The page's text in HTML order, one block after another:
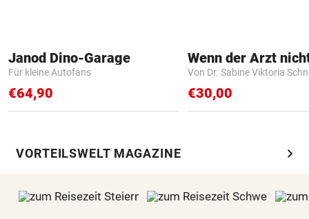
Janod Dino-Garage
Für kleine Autofans
€64,90
Von Dr. Sabine Viktoria
€30,00
VORTEILSWELT MAGAZINE chevron_right